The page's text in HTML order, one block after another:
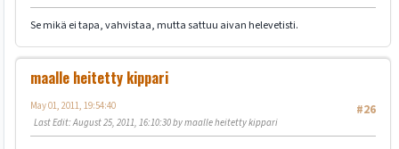
Se mikä ei tapa, vahvistaa, mutta sattuu aivan helevetisti.
maalle heitetty kippari
#26
May 01, 2011, 19:54:40
Last Edit: August 25, 2011, 16:10:30 by maalle heitetty kippari